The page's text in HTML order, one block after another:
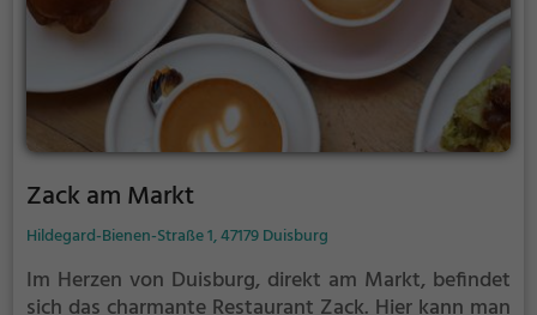
kulinarische Entdeckungsreise begeben möchte, ist
hier genau richtig.
Zack am Markt
Hildegard-Bienen-Straße 1, 47179 Duisburg
Im Herzen von Duisburg, direkt am Markt, befindet
sich das charmante Restaurant Zack. Hier kann man